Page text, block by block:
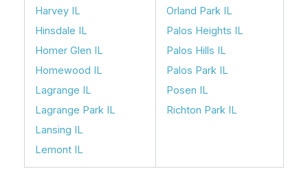
Harvey IL
Hinsdale IL
Homer Glen IL
Homewood IL
Lagrange IL
Lagrange Park IL
Lansing IL
Lemont IL
Orland Park IL
Palos Heights IL
Palos Hills IL
Palos Park IL
Posen IL
Richton Park IL